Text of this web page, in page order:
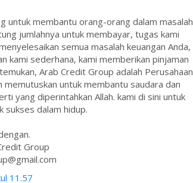
untuk membantu orang-orang dalam masalah
jumlahnya untuk membayar, tugas kami
semua masalah keuangan Anda,
kami sederhana, kami memberikan pinjaman
Arab Credit Group adalah Perusahaan
memutuskan untuk membantu saudara dan
yang diperintahkan Allah. kami di sini untuk
sukses dalam hidup.
Group
11.57